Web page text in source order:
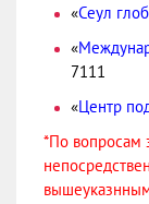
«Сеул
«
7111
«Центр
*По вопросам